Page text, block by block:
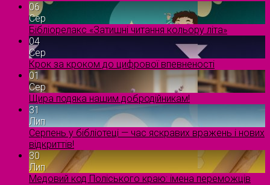
06
Сер
Бібліорелакс «Затишні читання кольору літа»
04
Сер
Крок за кроком до цифрової впевненості
01
Сер
Щира подяка нашим добродійникам!
31
Лип
Серпень у бібліотеці — час яскравих вражень і нових
відкриттів!
30
Лип
Медовий код Поліського краю: імена переможців